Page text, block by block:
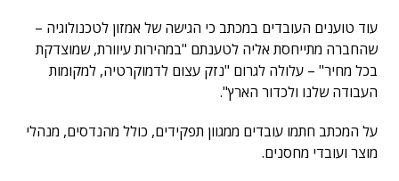
עוד טוענים העובדים במכתב כי הגישה של אמזון לטכנולוגיה –
שהחברה מתייחסת אליה לטענתם "במהירות עיוורת, שמוצדקת
בכל מחיר" – עלולה לגרום "נזק עצום לדמוקרטיה, למקומות
העבודה שלנו ולכדור הארץ".
על המכתב חתמו עובדים ממגוון תפקידים, כולל מהנדסים, מנהלי
מוצר ועובדי מחסנים.